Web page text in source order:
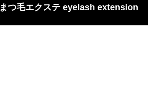
まつ⽑エクステ eyelash extension